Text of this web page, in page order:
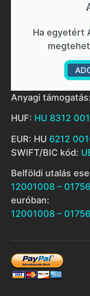
Ha egyetért
Anyagi támogatás:
HUF: HU 8312
EUR: HU 6212
SWIFT/BIC kód:
Belföldi utalás
12001008 –
euróban:
12001008 –